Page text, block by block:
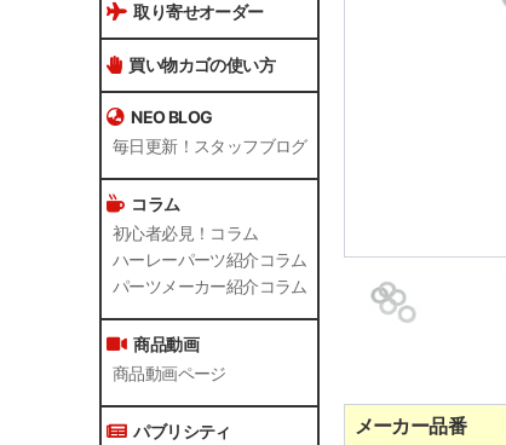
取り寄せオーダー
買い物カゴの使い方
NEO BLOG
毎日更新！スタッフブログ
コラム
初心者必見！コラム
ハーレーパーツ紹介コラム
パーツメーカー紹介コラム
商品動画
商品動画ページ
パブリシティ メーカー品番